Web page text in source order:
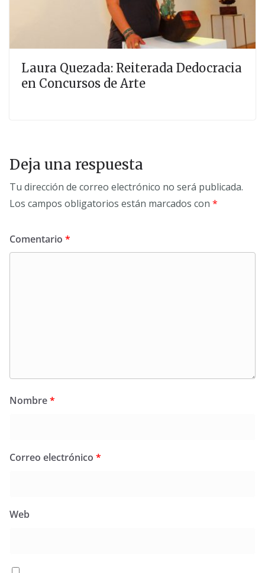
Laura Quezada: Reiterada Dedocracia
en Concursos de Arte
Deja una respuesta
Tu dirección de correo electrónico no será publicada.
Los campos obligatorios están marcados con *
Comentario *
Nombre*
Correo electrónico *
Web